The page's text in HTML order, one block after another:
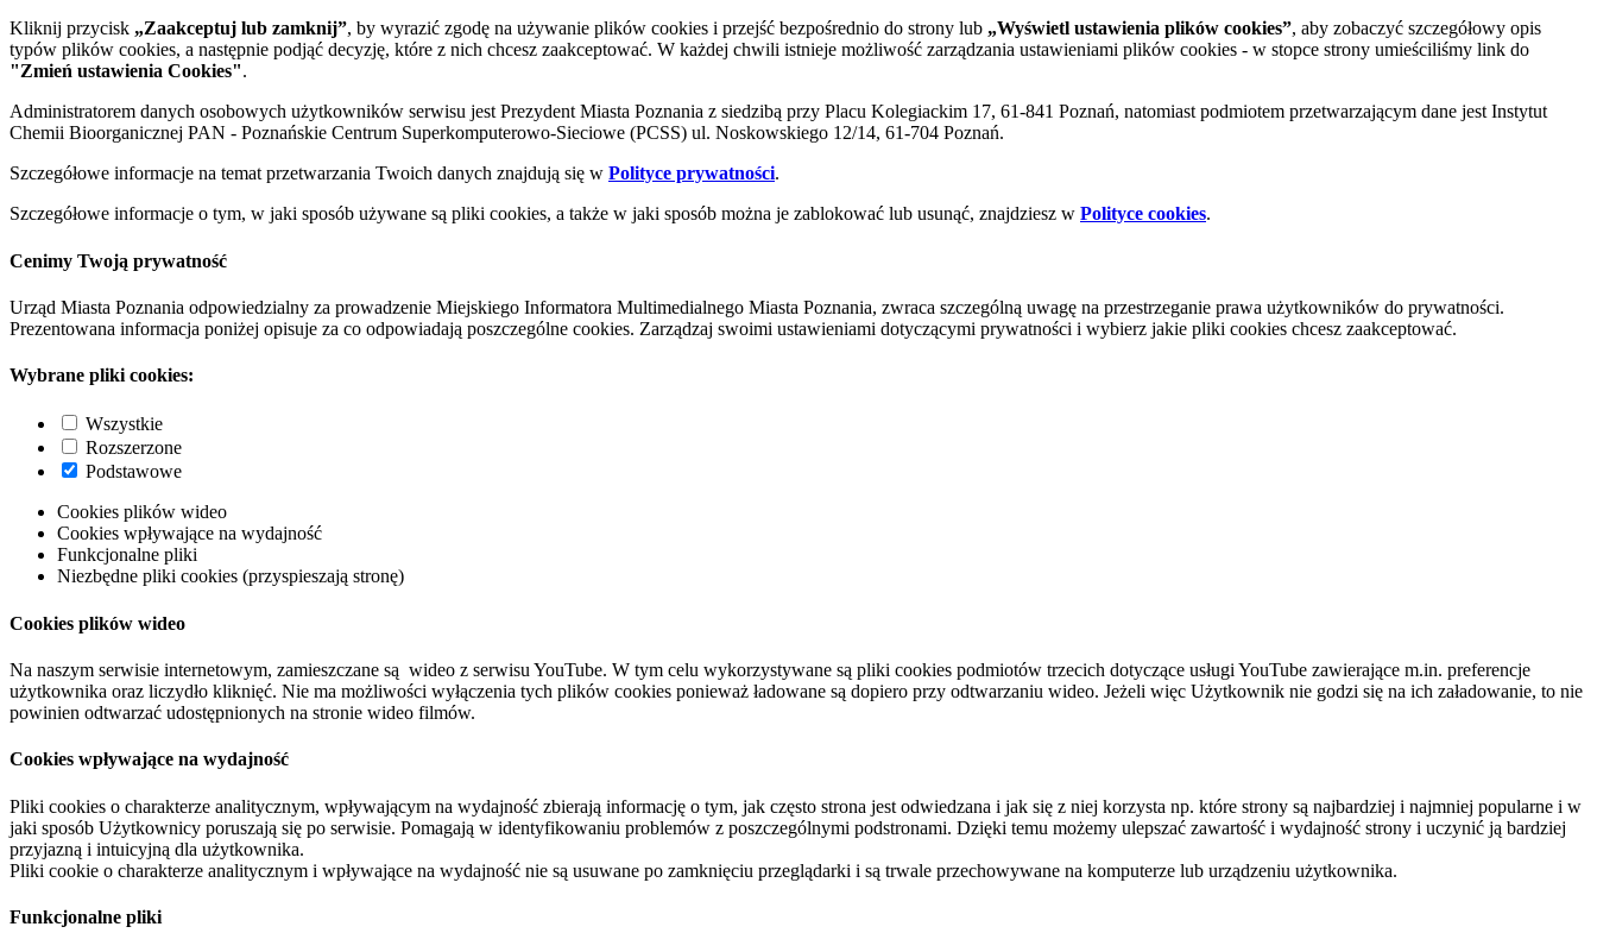
Kliknij przycisk „Zaakceptuj lub zamknij”, by wyrazić zgodę na używanie plików cookies i przejść bezpośrednio do strony lub „Wyświetl ustawienia plików cookies”, aby zobaczyć szczegółowy opis
typów plików cookies, a następnie podjąć decyzję, które z nich chcesz zaakceptować. W każdej chwili istnieje możliwość zarządzania ustawieniami plików cookies - w stopce strony umieściliśmy link do
"Zmień ustawienia Cookies".
Administratorem danych osobowych użytkowników serwisu jest Prezydent Miasta Poznania z siedzibą przy Placu Kolegiackim 17, 61-841 Poznań, natomiast podmiotem przetwarzającym dane jest Instytut
Chemii Bioorganicznej PAN - Poznańskie Centrum Superkomputerowo-Sieciowe (PCSS) ul. Noskowskiego 12/14, 61-704 Poznań.
Szczegółowe informacje na temat przetwarzania Twoich danych znajdują się w Polityce prywatności.
Szczegółowe informacje o tym, w jaki sposób używane są pliki cookies, a także w jaki sposób można je zablokować lub usunąć, znajdziesz w Polityce cookies.
Cenimy Twoją prywatność
Urząd Miasta Poznania odpowiedzialny za prowadzenie Miejskiego Informatora Multimedialnego Miasta Poznania, zwraca szczególną uwagę na przestrzeganie prawa użytkowników do prywatności.
Prezentowana informacja poniżej opisuje za co odpowiadają poszczególne cookies. Zarządzaj swoimi ustawieniami dotyczącymi prywatności i wybierz jakie pliki cookies chcesz zaakceptować.
Wybrane pliki cookies:
Wszystkie
Rozszerzone
Podstawowe
Cookies plików wideo
Cookies wpływające na wydajność
Funkcjonalne pliki
Niezbędne pliki cookies (przyspieszają stronę)
Cookies plików wideo
Na naszym serwisie internetowym, zamieszczane są wideo z serwisu YouTube. W tym celu wykorzystywane są pliki cookies podmiotów trzecich dotyczące usługi YouTube zawierające m.in. preferencje
użytkownika oraz liczydło kliknięć. Nie ma możliwości wyłączenia tych plików cookies ponieważ ładowane są dopiero przy odtwarzaniu wideo. Jeżeli więc Użytkownik nie godzi się na ich załadowanie, to nie
powinien odtwarzać udostępnionych na stronie wideo filmów.
Cookies wpływające na wydajność
Pliki cookies o charakterze analitycznym, wpływającym na wydajność zbierają informację o tym, jak często strona jest odwiedzana i jak się z niej korzysta np. które strony są najbardziej i najmniej popularne i w
jaki sposób Użytkownicy poruszają się po serwisie. Pomagają w identyfikowaniu problemów z poszczególnymi podstronami. Dzięki temu możemy ulepszać zawartość i wydajność strony i uczynić ją bardziej
przyjazną i intuicyjną dla użytkownika.
Pliki cookie o charakterze analitycznym i wpływające na wydajność nie są usuwane po zamknięciu przeglądarki i są trwale przechowywane na komputerze lub urządzeniu użytkownika.
Funkcjonalne pliki